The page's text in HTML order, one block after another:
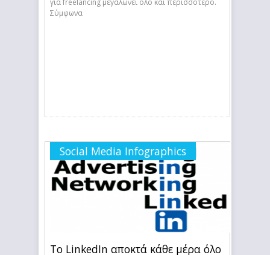
για freelancing μεγαλώνει όλο και περισσότερο.
Σύμφωνα
Social Media Infographics
Το LinkedIn αποκτά κάθε μέρα όλο